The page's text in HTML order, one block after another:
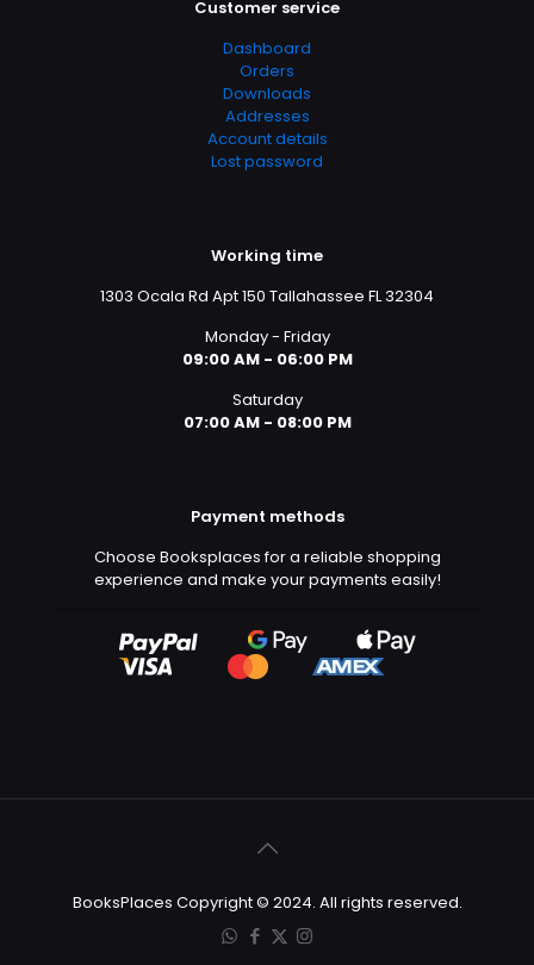
Customer service
Dashboard
Orders
Downloads
Addresses
Account details
Lost password
Working time
1303 Ocala Rd Apt 150 Tallahassee FL 32304
Monday - Friday
09:00 AM - 06:00 PM
Saturday
07:00 AM - 08:00 PM
Payment methods
Choose Booksplaces for a reliable shopping
experience and make your payments easily!
BooksPlaces Copyright © 2024. All rights reserved.